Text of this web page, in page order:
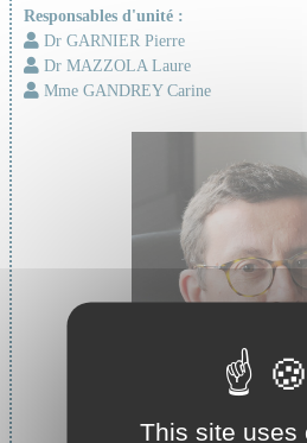
Responsables d'unité :
Dr GARNIER Pierre
Dr MAZZOLA Laure
Mme GANDREY Carine
This site uses